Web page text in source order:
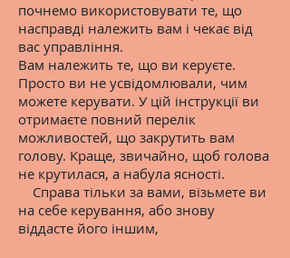
почнемо використовувати те, що
насправді належить вам і чекає від
вас управління.
Вам належить те, що ви керуєте.
Просто ви не усвідомлювали, чим
можете керувати. У цій інструкції ви
отримаєте повний перелік
можливостей, що закрутить вам
голову. Краще, звичайно, щоб голова
не крутилася, а набула ясності.
Справа тільки за вами, візьмете ви
на себе керування, або знову
віддасте його іншим,